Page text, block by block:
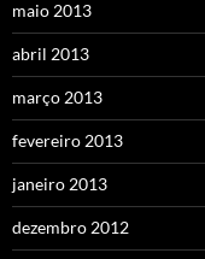
maio 2013
abril 2013
março 2013
fevereiro 2013
janeiro 2013
dezembro 2012